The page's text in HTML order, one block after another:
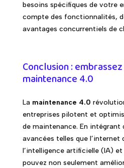
besoins spécifiques de votre
compte des fonctionnalités,
avantages concurrentiels de
Conclusion :
maintenance 4.0
La maintenance 4.0
entreprises pilotent et
de maintenance. En intégrant
avancées telles que l’internet
l’intelligence artificielle (IA)
pouvez non seulement